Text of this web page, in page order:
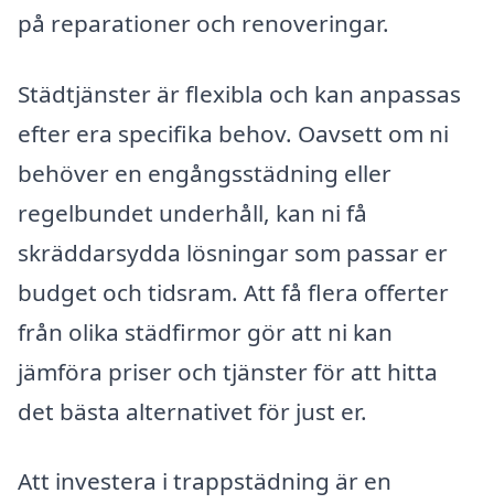
på reparationer och renoveringar.
Städtjänster är flexibla och kan anpassas
efter era specifika behov. Oavsett om ni
behöver en engångsstädning eller
regelbundet underhåll, kan ni få
skräddarsydda lösningar som passar er
budget och tidsram. Att få flera offerter
från olika städfirmor gör att ni kan
jämföra priser och tjänster för att hitta
det bästa alternativet för just er.
Att investera i trappstädning är en